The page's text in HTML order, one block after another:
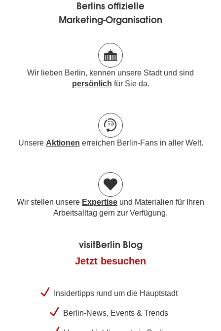
Berlins offizielle
Marketing-Organisation
Wir lieben Berlin, kennen unsere Stadt und sind
persönlich für Sie da.
Unsere Aktionen erreichen Berlin-Fans in aller Welt.
Wir stellen unsere Expertise und Materialien für Ihren
Arbeitsalltag gern zur Verfügung.
visitBerlin Blog
Jetzt besuchen
Insidertipps rund um die Hauptstadt
Berlin-News, Events & Trends